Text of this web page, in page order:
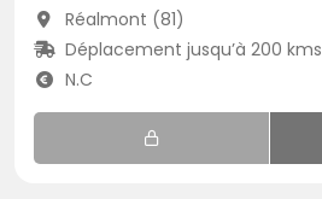
Réalmont (81)
Déplacement jusqu’à 200 kms
N.C